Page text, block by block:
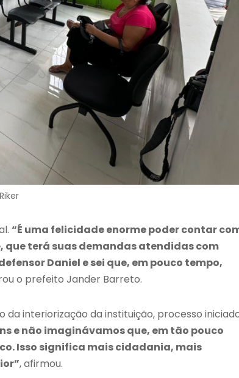
“É uma felicidade enorme poder contar
que terá suas demandas atendidas com
Daniel e sei que, em pouco tempo,
o prefeito Jander Barreto.
da interiorização da instituição, processo
e não imaginávamos que, em tão pouco
Isso significa mais cidadania, mais
, afirmou.